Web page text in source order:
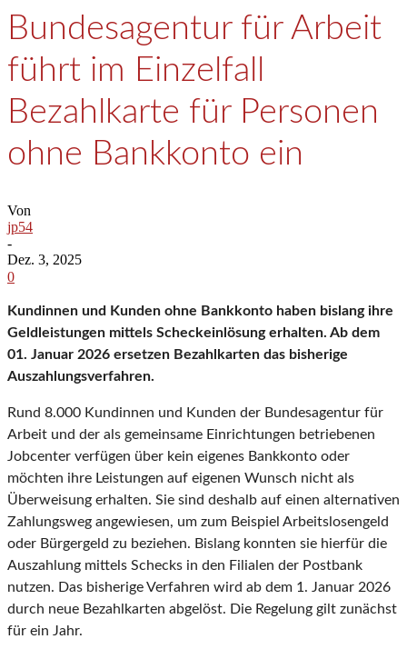
Bundesagentur für Arbeit
führt im Einzelfall
Bezahlkarte für Personen
ohne Bankkonto ein
Von
jp54
-
Dez. 3, 2025
0
Kundinnen und Kunden ohne Bankkonto haben bislang ihre
Geldleistungen mittels Scheckeinlösung erhalten. Ab dem
01. Januar 2026 ersetzen Bezahlkarten das bisherige
Auszahlungsverfahren.
Rund 8.000 Kundinnen und Kunden der Bundesagentur für
Arbeit und der als gemeinsame Einrichtungen betriebenen
Jobcenter verfügen über kein eigenes Bankkonto oder
möchten ihre Leistungen auf eigenen Wunsch nicht als
Überweisung erhalten. Sie sind deshalb auf einen alternativen
Zahlungsweg angewiesen, um zum Beispiel Arbeitslosengeld
oder Bürgergeld zu beziehen. Bislang konnten sie hierfür die
Auszahlung mittels Schecks in den Filialen der Postbank
nutzen. Das bisherige Verfahren wird ab dem 1. Januar 2026
durch neue Bezahlkarten abgelöst. Die Regelung gilt zunächst
für ein Jahr.